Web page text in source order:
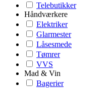
Telebutikker
Håndværkere
Elektriker
Glarmester
Låsesmede
Tømrer
VVS
Mad & Vin
Bagerier